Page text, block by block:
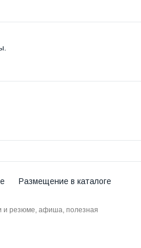
Размещение в каталоге
и резюме, афиша, полезная